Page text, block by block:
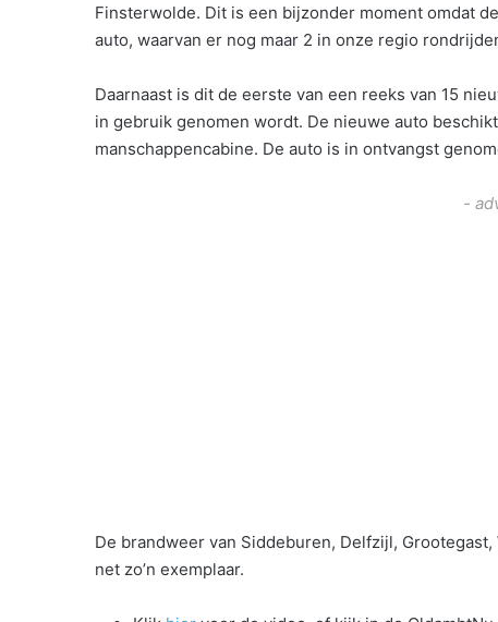
Finsterwolde. Dit is een bijzonder moment omdat
auto, waarvan er nog maar 2 in onze regio
Daarnaast is dit de eerste van een reeks van 15
in gebruik genomen wordt. De nieuwe auto
manschappencabine. De auto is in ontvangst
-
De brandweer van Siddeburen, Delfzijl,
net zo’n exemplaar.